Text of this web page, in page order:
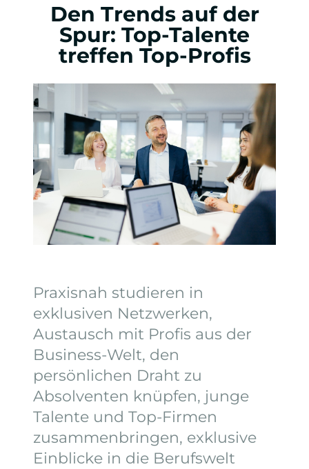
Den Trends auf der
Spur: Top-Talente
treffen Top-Profis
Praxisnah studieren in
exklusiven Netzwerken,
Austausch mit Profis aus der
Business-Welt, den
persönlichen Draht zu
Absolventen knüpfen, junge
Talente und Top-Firmen
zusammenbringen, exklusive
Einblicke in die Berufswelt